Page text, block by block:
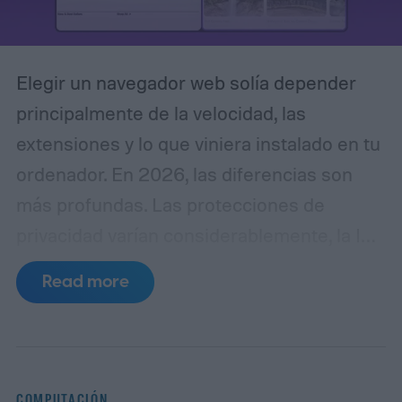
Elegir un navegador web solía depender
principalmente de la velocidad, las
extensiones y lo que viniera instalado en tu
ordenador. En 2026, las diferencias son
se está filtrando en el propio navegador, y
cosas como la gestión de pestañas y la
ventaja de rendimiento.
Read more